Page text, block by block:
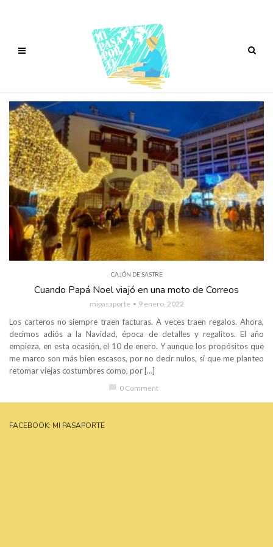
CAJÓN DE SASTRE
Cuando Papá Noel viajó en una moto de Correos
mipasaporte 9 enero, 2022
Los carteros no siempre traen facturas. A veces traen regalos. Ahora,
decimos adiós a la Navidad, época de detalles y regalitos. El año
empieza, en esta ocasión, el 10 de enero. Y aunque los propósitos que
me marco son más bien escasos, por no decir nulos, sí que me planteo
retomar viejas costumbres como, por […]
chat_bubble 0 Comment
FACEBOOK: MI PASAPORTE